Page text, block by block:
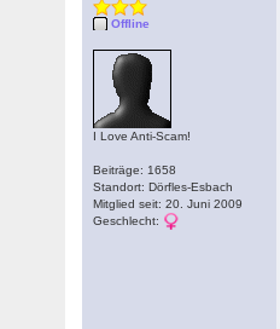
Offline
I Love Anti-Scam!
Beiträge: 1658
Standort: Dörfles-Esbach
Mitglied seit: 20. Juni 2009
Geschlecht: